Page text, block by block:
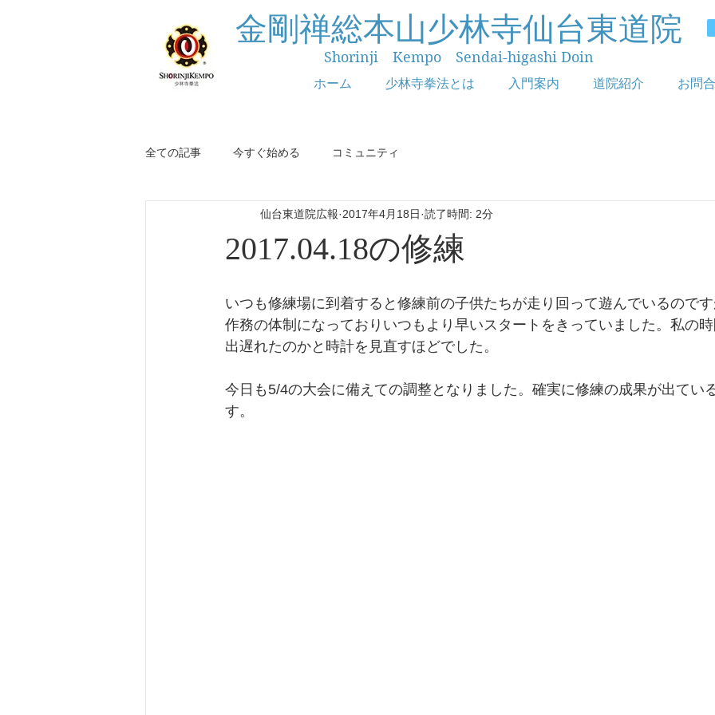
金剛禅総本山少林寺仙台東道院
Shorinji Kempo Sendai-higashi Doin
ホーム 少林寺拳法とは 入門案内 道院紹介 お問
全ての記事 今すぐ始める コミュニティ
2017.04.18の修練
仙台東道院広報 2017年4月18日 読了時間: 2分
いつも修練場に到着すると修練前の子供たちが走り回って遊んでいるので
作務の体制になっておりいつもより早いスタートをきっていました。私の
出遅れたのかと時計を見直すほどでした。
今日も5/4の大会に備えての調整となりました。確実に修練の成果が出てい
す。